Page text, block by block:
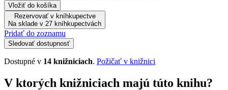
Vložiť do košíka
Rezervovať v kníhkupectve
Na sklade v 27 kníhkupectvách
Pridať do zoznamu
Sledovať dostupnosť
Dostupné v 14 knižniciach. Požičať v knižnici
V ktorých knižniciach majú túto knihu?